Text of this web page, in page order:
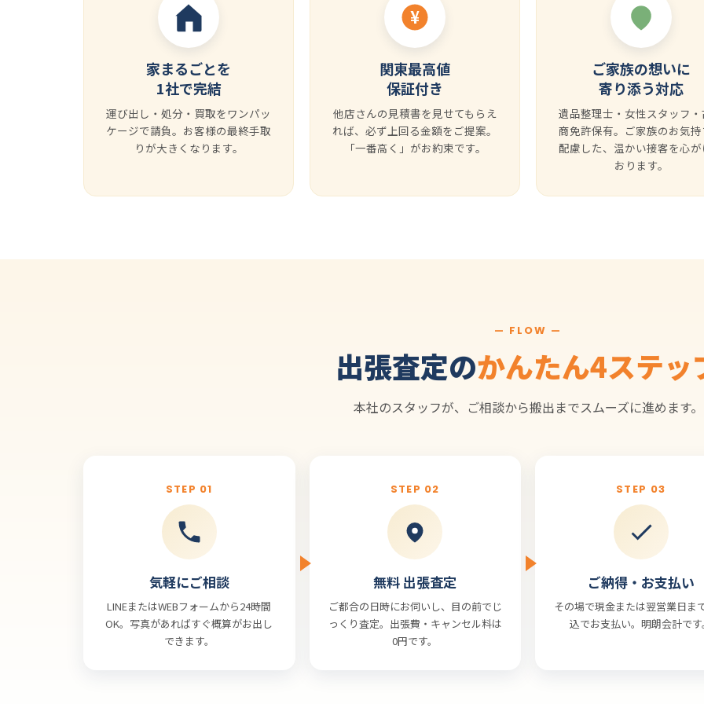
家まるごとを
1社で完結
運び出し・処分・買取をワンパッ
ケージで請負。お客様の最終手取
りが大きくなります。
¥
関東最高値
保証付き
他店さんの見積書を見せてもらえ
れば、必ず上回る金額をご提案。
「一番高く」がお約束です。
ご家族の想いに
寄り添う対応
遺品整理士・女性スタッフ
商免許保有。ご家族のお気
配慮した、温かい接客を心
おります。
— FLOW —
出張査定のかんたん4ステッ
本社のスタッフが、ご相談から搬出までスムーズに進めます。
STEP 01
気軽にご相談
LINEまたはWEBフォームから24時間
OK。写真があればすぐ概算がお出し
できます。
STEP 02
無料 出張査定
ご都合の日時にお伺いし、目の前でじ
っくり査定。出張費・キャンセル料は
0円です。
STEP 03
ご納得・お支払い
その場で現金または翌営業日ま
込でお支払い。明朗会計で